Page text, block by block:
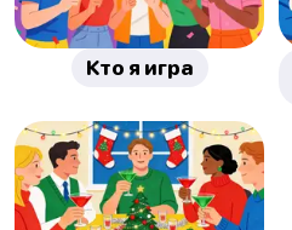
Кто я игра